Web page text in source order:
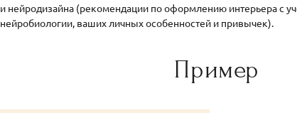
и нейродизайна (рекомендации по оформлению интерьера с
нейробиологии, ваших личных особенностей и привычек).
Пример